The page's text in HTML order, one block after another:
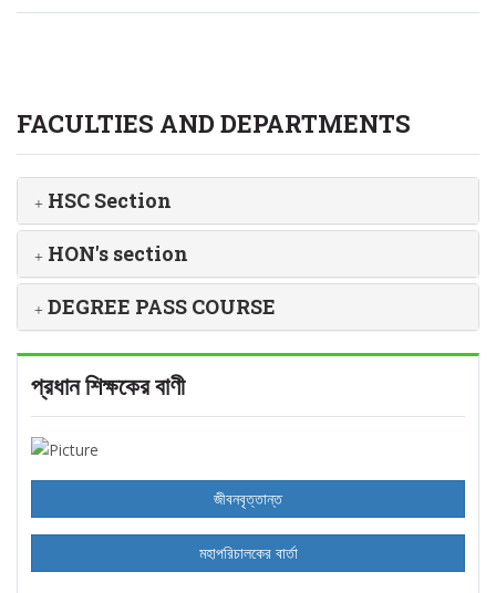
FACULTIES AND DEPARTMENTS
HSC Section
HON's section
DEGREE PASS COURSE
প্রধান শিক্ষকের বাণী
জীবনবৃত্তান্ত
মহাপরিচালকের বার্তা